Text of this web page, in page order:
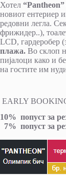
Хотел “Pantheon”
новиот ентериер
редовни легла.
фрижидер..),
LCD, гардеробер
плажа. Во склоп
пијалоци како и
на гостите им
EARLY
10% попуст за
7% попуст за